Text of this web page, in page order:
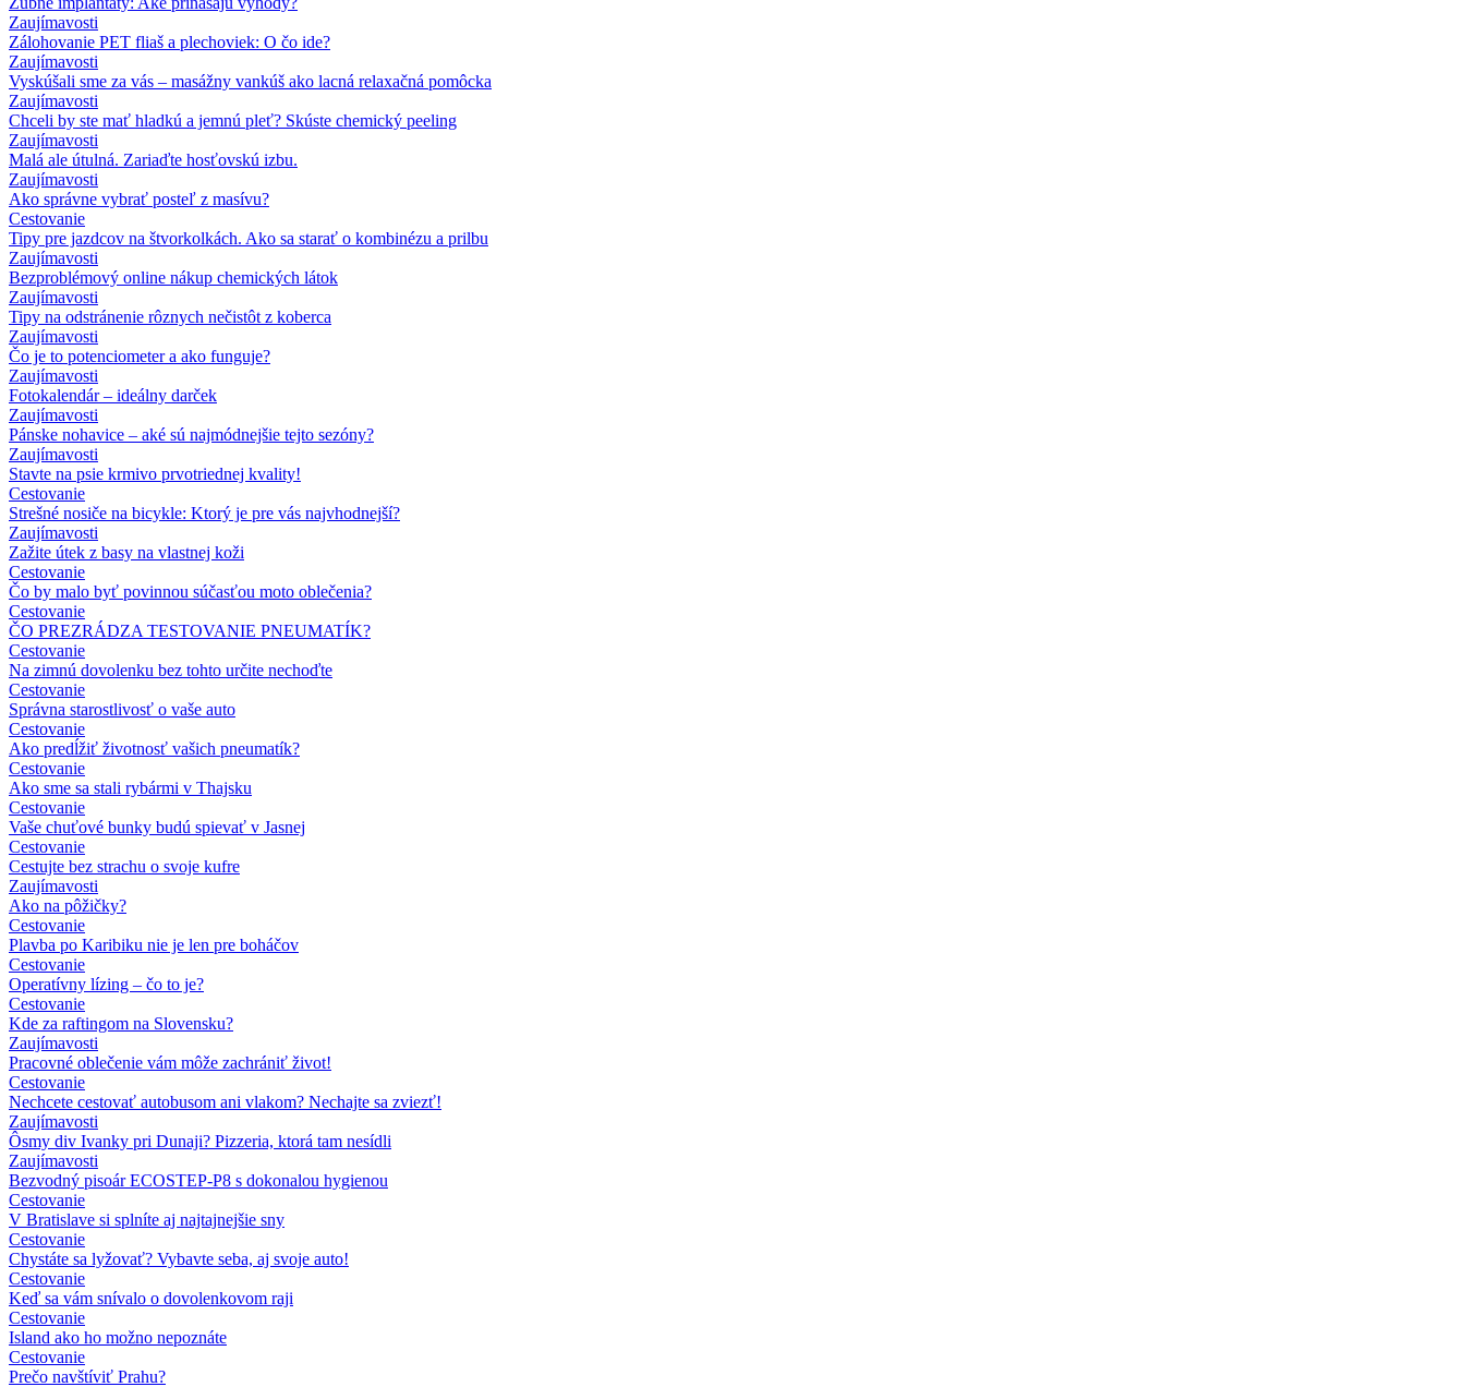
Zaujímavosti
Zálohovanie PET fliaš a plechoviek: O čo ide?
Zaujímavosti
Vyskúšali sme za vás – masážny vankúš ako lacná relaxačná pomôcka
Zaujímavosti
Chceli by ste mať hladkú a jemnú pleť? Skúste chemický peeling
Zaujímavosti
Malá ale útulná. Zariaďte hosťovskú izbu.
Zaujímavosti
Ako správne vybrať posteľ z masívu?
Cestovanie
Tipy pre jazdcov na štvorkolkách. Ako sa starať o kombinézu a prilbu
Zaujímavosti
Bezproblémový online nákup chemických látok
Zaujímavosti
Tipy na odstránenie rôznych nečistôt z koberca
Zaujímavosti
Čo je to potenciometer a ako funguje?
Zaujímavosti
Fotokalendár – ideálny darček
Zaujímavosti
Pánske nohavice – aké sú najmódnejšie tejto sezóny?
Zaujímavosti
Stavte na psie krmivo prvotriednej kvality!
Cestovanie
Strešné nosiče na bicykle: Ktorý je pre vás najvhodnejší?
Zaujímavosti
Zažite útek z basy na vlastnej koži
Cestovanie
Čo by malo byť povinnou súčasťou moto oblečenia?
Cestovanie
ČO PREZRÁDZA TESTOVANIE PNEUMATÍK?
Cestovanie
Na zimnú dovolenku bez tohto určite nechoďte
Cestovanie
Správna starostlivosť o vaše auto
Cestovanie
Ako predĺžiť životnosť vašich pneumatík?
Cestovanie
Ako sme sa stali rybármi v Thajsku
Cestovanie
Vaše chuťové bunky budú spievať v Jasnej
Cestovanie
Cestujte bez strachu o svoje kufre
Zaujímavosti
Ako na pôžičky?
Cestovanie
Plavba po Karibiku nie je len pre boháčov
Cestovanie
Operatívny lízing – čo to je?
Cestovanie
Kde za raftingom na Slovensku?
Zaujímavosti
Pracovné oblečenie vám môže zachrániť život!
Cestovanie
Nechcete cestovať autobusom ani vlakom? Nechajte sa zviezť!
Zaujímavosti
Ôsmy div Ivanky pri Dunaji? Pizzeria, ktorá tam nesídli
Zaujímavosti
Bezvodný pisoár ECOSTEP-P8 s dokonalou hygienou
Cestovanie
V Bratislave si splníte aj najtajnejšie sny
Cestovanie
Chystáte sa lyžovať? Vybavte seba, aj svoje auto!
Cestovanie
Keď sa vám snívalo o dovolenkovom raji
Cestovanie
Island ako ho možno nepoznáte
Cestovanie
Prečo navštíviť Prahu?